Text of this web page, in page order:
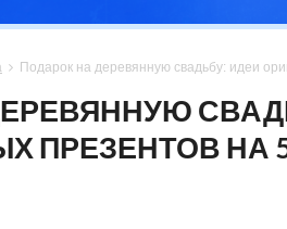
 Подарок на деревянную свадьбу: идеи
ПРЕЗЕНТОВ НА